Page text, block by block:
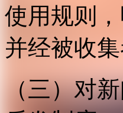
使用规则
并经被收集
（三）对